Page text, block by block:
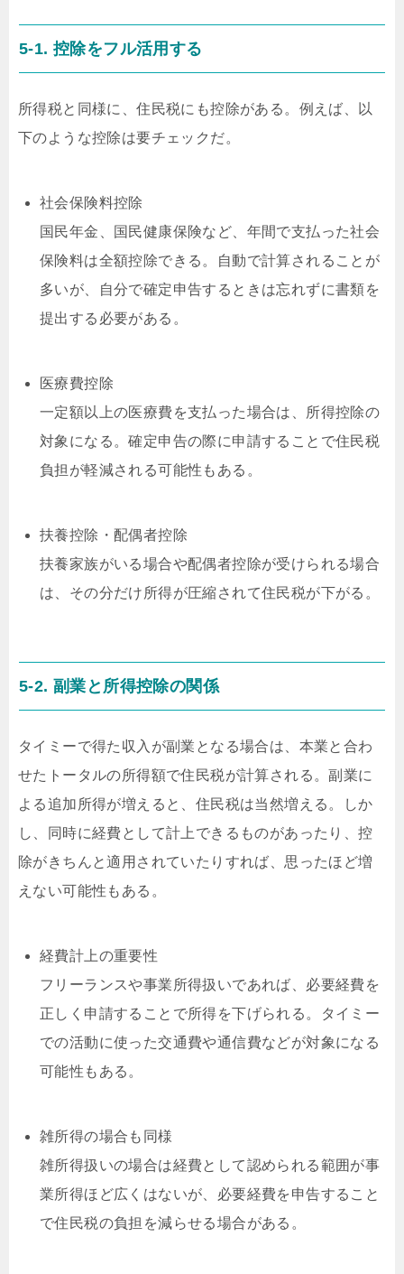
5-1. 控除をフル活用する
所得税と同様に、住民税にも控除がある。例えば、以
下のような控除は要チェックだ。
社会保険料控除
国民年金、国民健康保険など、年間で支払った社会
保険料は全額控除できる。自動で計算されることが
多いが、自分で確定申告するときは忘れずに書類を
提出する必要がある。
医療費控除
一定額以上の医療費を支払った場合は、所得控除の
対象になる。確定申告の際に申請することで住民税
負担が軽減される可能性もある。
扶養控除・配偶者控除
扶養家族がいる場合や配偶者控除が受けられる場合
は、その分だけ所得が圧縮されて住民税が下がる。
5-2. 副業と所得控除の関係
タイミーで得た収入が副業となる場合は、本業と合わ
せたトータルの所得額で住民税が計算される。副業に
よる追加所得が増えると、住民税は当然増える。しか
し、同時に経費として計上できるものがあったり、控
除がきちんと適用されていたりすれば、思ったほど増
えない可能性もある。
経費計上の重要性
フリーランスや事業所得扱いであれば、必要経費を
正しく申請することで所得を下げられる。タイミー
での活動に使った交通費や通信費などが対象になる
可能性もある。
雑所得の場合も同様
雑所得扱いの場合は経費として認められる範囲が事
業所得ほど広くはないが、必要経費を申告すること
で住民税の負担を減らせる場合がある。